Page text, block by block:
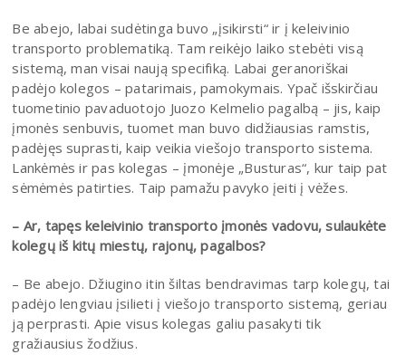
Be abejo, labai sudėtinga buvo „įsikirsti“ ir į keleivinio
transporto problematiką. Tam reikėjo laiko stebėti visą
sistemą, man visai naują specifiką. Labai geranoriškai
padėjo kolegos – patarimais, pamokymais. Ypač išskirčiau
tuometinio pavaduotojo Juozo Kelmelio pagalbą – jis, kaip
įmonės senbuvis, tuomet man buvo didžiausias ramstis,
padėjęs suprasti, kaip veikia viešojo transporto sistema.
Lankėmės ir pas kolegas – įmonėje „Busturas“, kur taip pat
sėmėmės patirties. Taip pamažu pavyko įeiti į vėžes.
– Ar, tapęs keleivinio transporto įmonės vadovu, sulaukėte
kolegų iš kitų miestų, rajonų, pagalbos?
– Be abejo. Džiugino itin šiltas bendravimas tarp kolegų, tai
padėjo lengviau įsilieti į viešojo transporto sistemą, geriau
ją perprasti. Apie visus kolegas galiu pasakyti tik
gražiausius žodžius.